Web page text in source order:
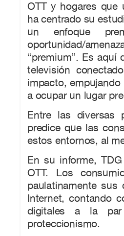
OTT y hogares que
ha centrado su
un enfoque
oportunidad/
“premium”. Es aquí
televisión
impacto,
a ocupar un lugar
Entre las diversas
predice que las
estos entornos, al
En su informe,
OTT. Los
paulatinamente
Internet, contando
digitales a la par
proteccionismo.